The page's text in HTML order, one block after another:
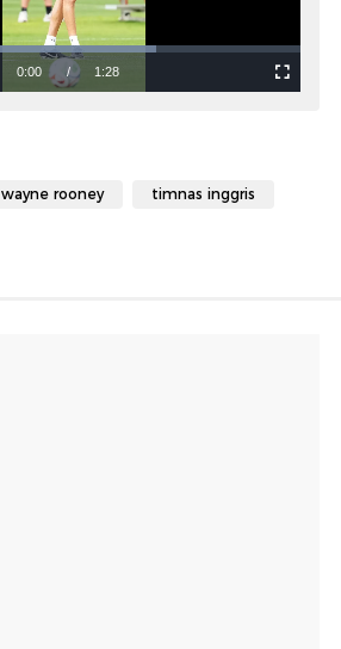
wayne rooney timnas inggris